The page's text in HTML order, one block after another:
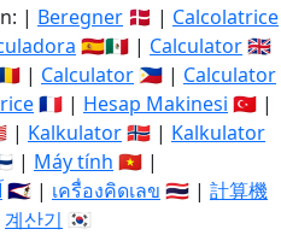
| Beregner 🇩🇰 | Calcolatrice
🇪🇸🇲🇽 | Calculator🇬🇧
| Calculator 🇵🇭 | Calculator
🇫🇷 | Hesap Makinesi 🇹🇷 |
| Kalkulator🇳🇴 | Kalkulator
| Máy tính 🇻🇳 |
🇸🇦 | เครื่องคิดเลข 🇹🇭 | 計算機
계산기 🇰🇷